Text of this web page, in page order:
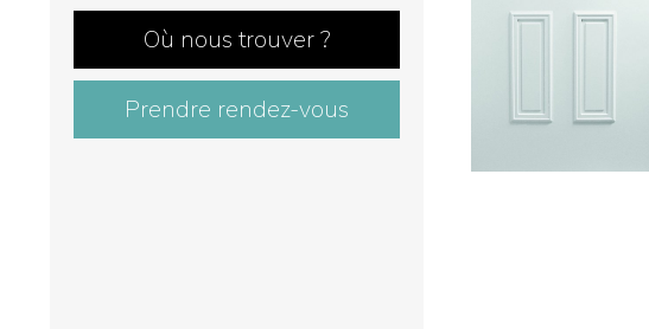
Où nous trouver ?
Prendre rendez-vous